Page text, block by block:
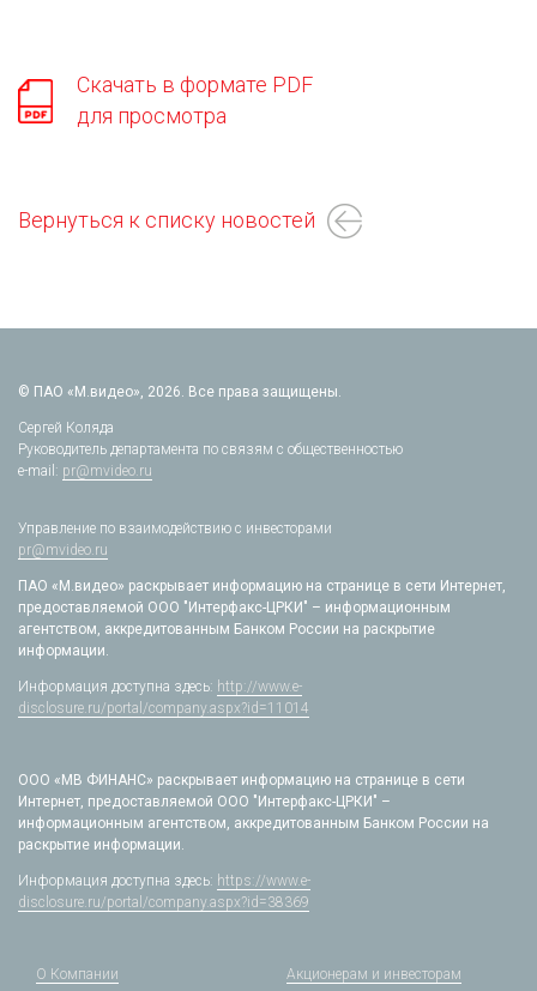
Скачать в формате PDF
для просмотра
Вернуться к списку новостей
© ПАО «М.видео», 2026. Все права защищены.
Сергей Коляда
Руководитель департамента по связям с общественностью
e-mail: pr@mvideo.ru
Управление по взаимодействию с инвесторами
pr@mvideo.ru
ПАО «М.видео» раскрывает информацию на странице в сети Интернет,
предоставляемой ООО "Интерфакс-ЦРКИ" – информационным
агентством, аккредитованным Банком России на раскрытие
информации.
Информация доступна здесь: http://www.e-
disclosure.ru/portal/company.aspx?id=11014
ООО «МВ ФИНАНС» раскрывает информацию на странице в сети
Интернет, предоставляемой ООО "Интерфакс-ЦРКИ" –
информационным агентством, аккредитованным Банком России на
раскрытие информации.
Информация доступна здесь: https://www.e-
disclosure.ru/portal/company.aspx?id=38369
О Компании Акционерам и инвесторам